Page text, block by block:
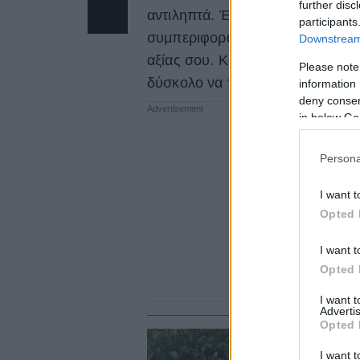
further
Please
information
deny
in below
I want
Opted
I want
Opted
I want
Opted
I want
αντιληπτά. Ένας φίλος που είναι
συμπεριφορά που αργά αλλά
αξίας σου. Και αυτή η
δύσκολο να την εντοπίσεις